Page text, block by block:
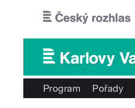
Program Pořady